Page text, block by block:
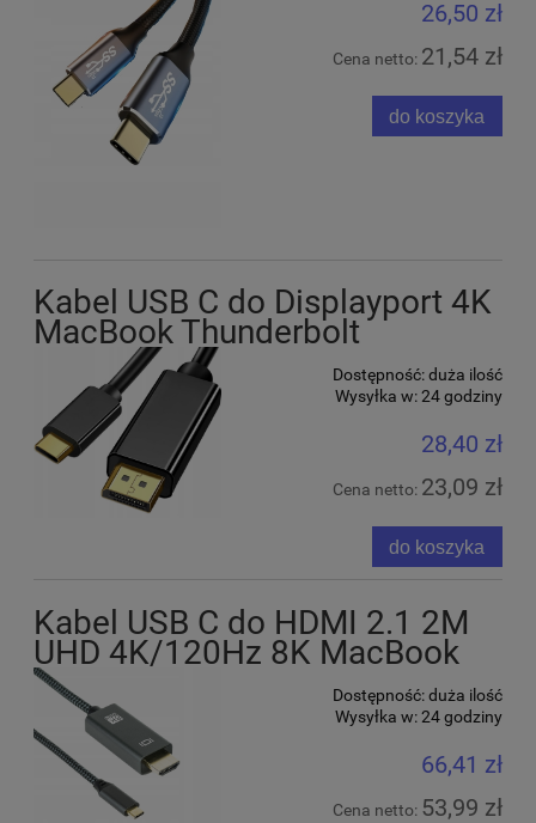
26,50 zł
Cena netto: 21,54 zł
do koszyka
Kabel USB C do Displayport 4K
MacBook Thunderbolt
Dostępność:duża ilość
Wysyłka w:24 godziny
28,40 zł
Cena netto: 23,09 zł
do koszyka
Kabel USB C do HDMI 2.1 2M
UHD 4K/120Hz 8K MacBook
Dostępność:duża ilość
Wysyłka w:24 godziny
66,41 zł
Cena netto: 53,99 zł